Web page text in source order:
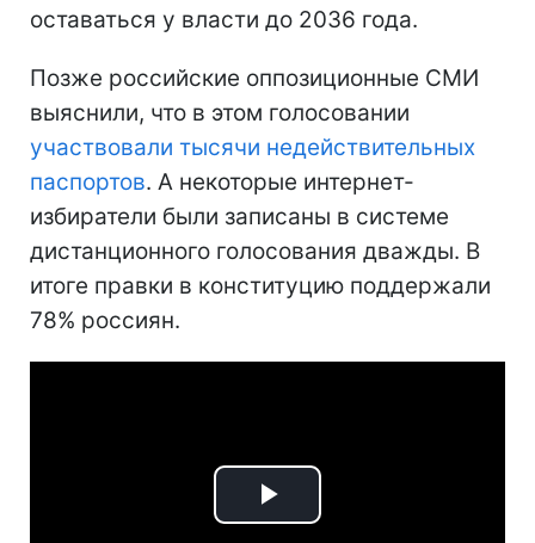
оставаться у власти до 2036 года.
Позже российские оппозиционные СМИ
выяснили, что в этом голосовании
участвовали тысячи недействительных
паспортов. А некоторые интернет-
избиратели были записаны в системе
дистанционного голосования дважды. В
итоге правки в конституцию поддержали
78% россиян.
Play